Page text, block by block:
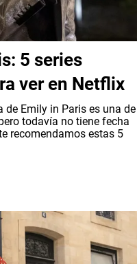
5 series
ver en Netflix
Emily in Paris es una de
todavía no tiene fecha
recomendamos estas 5